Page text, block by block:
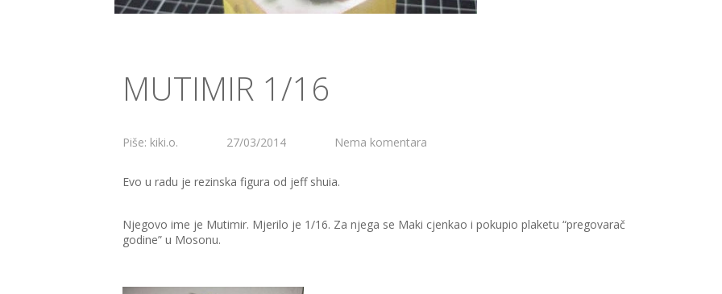
MUTIMIR 1/16
Piše: kiki.o. 27/03/2014 Nema komentara
Evo u radu je rezinska figura od jeff shuia.
Njegovo ime je Mutimir. Mjerilo je 1/16. Za njega se Maki cjenkao i pokupio plaketu “pregovarač
godine” u Mosonu.